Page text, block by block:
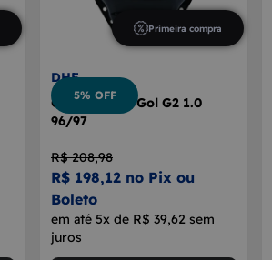
Primeira compra
DHF
Cárter Motor Gol G2 1.0
96/97
R$ 208,98
R$ 198,12 no Pix ou
Boleto
em até 5x de R$ 39,62 sem
juros
5% OFF